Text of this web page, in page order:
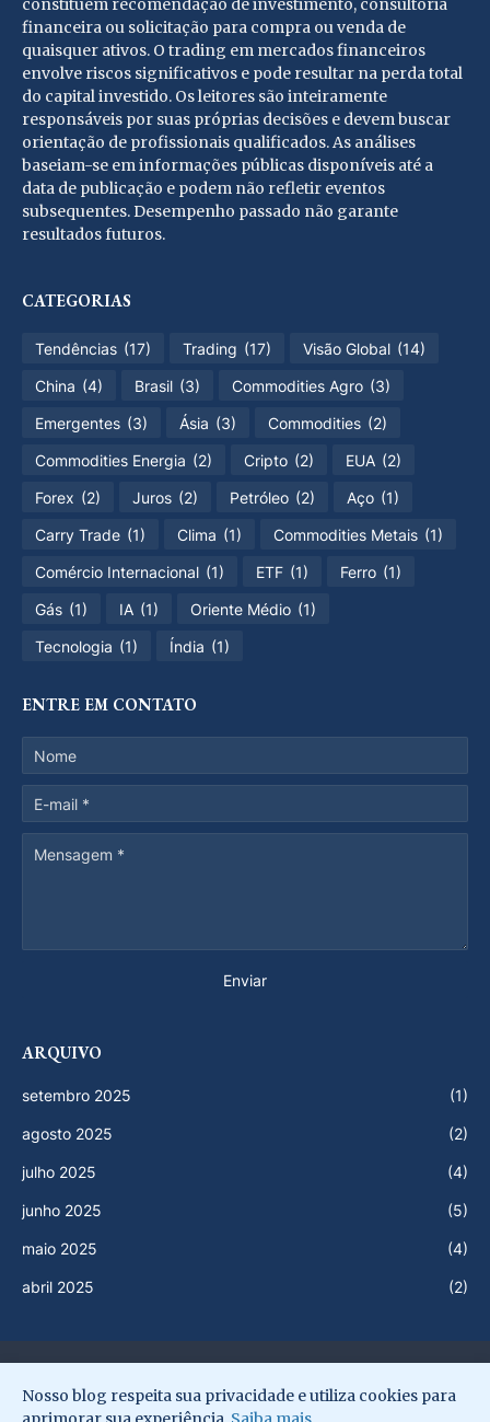
constituem recomendação de investimento, consultoria
financeira ou solicitação para compra ou venda de
quaisquer ativos. O trading em mercados financeiros
envolve riscos significativos e pode resultar na perda total
do capital investido. Os leitores são inteiramente
responsáveis por suas próprias decisões e devem buscar
orientação de profissionais qualificados. As análises
baseiam-se em informações públicas disponíveis até a
data de publicação e podem não refletir eventos
subsequentes. Desempenho passado não garante
resultados futuros.
CATEGORIAS
Tendências (17) Trading (17) Visão Global (14)
China (4) Brasil (3) Commodities Agro (3)
Emergentes (3) Ásia (3) Commodities (2)
Commodities Energia (2) Cripto (2) EUA (2)
Forex (2) Juros (2) Petróleo (2) Aço (1)
Carry Trade (1) Clima (1) Commodities Metais (1)
Comércio Internacional (1) ETF (1) Ferro (1)
Gás (1) IA (1) Oriente Médio (1)
Tecnologia (1) Índia (1)
ENTRE EM CONTATO
ARQUIVO
setembro 2025 (1)
agosto 2025 (2)
julho 2025 (4)
junho 2025 (5)
maio 2025 (4)
abril 2025 (2)
Início Termos de uso
Privacidade
Sitemap
Nosso blog respeita sua privacidade e utiliza cookies para